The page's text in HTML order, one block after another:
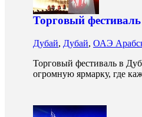
Торговый
Дубай, Дубай, ОАЭ
Торговый фестиваль в
огромную ярмарку, где